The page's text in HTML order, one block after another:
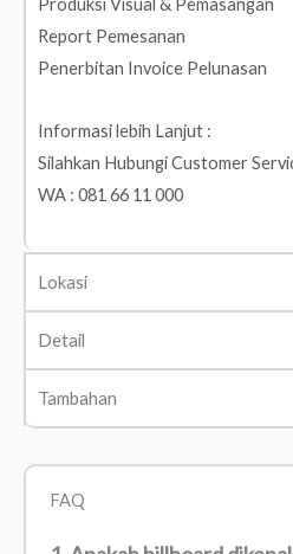
Produksi Visual & Pemasangan
Report Pemesanan
Penerbitan Invoice Pelunasan
Informasi lebih Lanjut :
Silahkan Hubungi Customer
WA : 081 66 11 000
Lokasi
Detail
Tambahan
FAQ